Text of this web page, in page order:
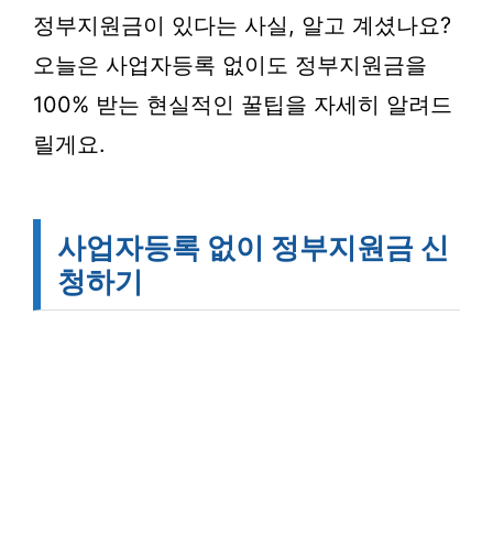
정부지원금이 있다는 사실, 알고 계셨나요?
오늘은 사업자등록 없이도 정부지원금을
100% 받는 현실적인 꿀팁을 자세히 알려드
릴게요.
사업자등록 없이 정부지원금 신
청하기